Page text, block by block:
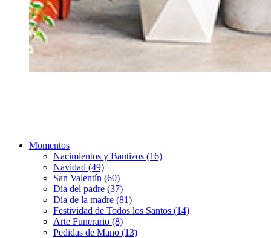
Momentos
Nacimientos y Bautizos (16)
Navidad (49)
San Valentín (60)
Día del padre (37)
Día de la madre (81)
Festividad de Todos los Santos (14)
Arte Funerario (8)
Pedidas de Mano (13)